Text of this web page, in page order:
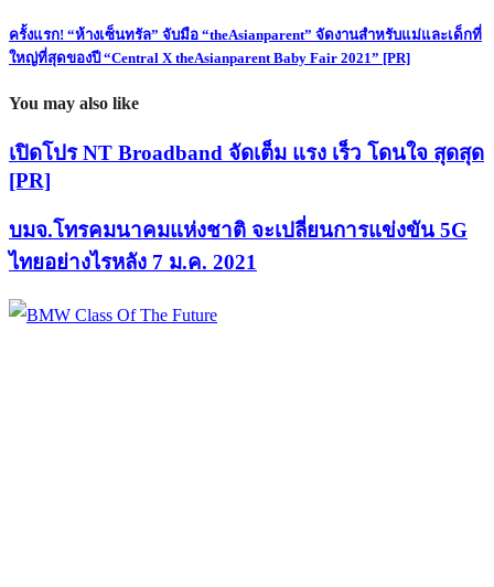
ครั้งแรก! “ห้างเซ็นทรัล” จับมือ “theAsianparent” จัดงานสำหรับแม่และเด็กที่
ใหญ่ที่สุดของปี “Central X theAsianparent Baby Fair 2021” [PR]
You may also like
เปิดโปร NT Broadband จัดเต็ม แรง เร็ว โดนใจ สุดสุด
[PR]
บมจ.โทรคมนาคมแห่งชาติ จะเปลี่ยนการแข่งขัน 5G
ไทยอย่างไรหลัง 7 ม.ค. 2021